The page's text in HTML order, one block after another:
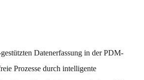
Datenerfassung in der PDM-
Prozesse durch intelligente